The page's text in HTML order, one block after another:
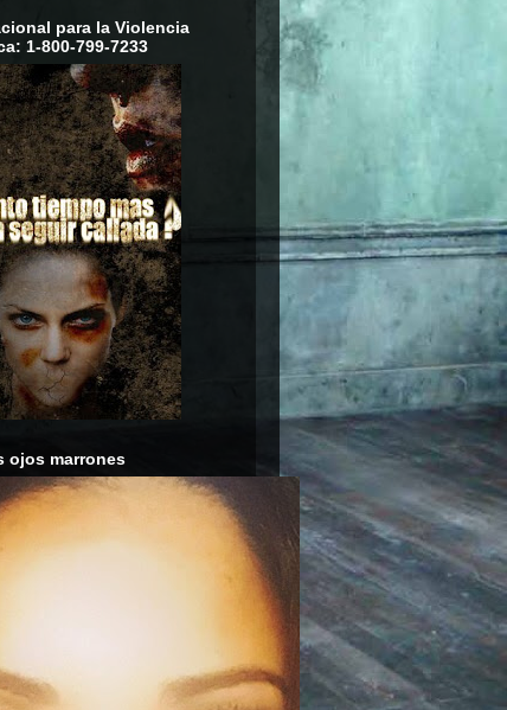
para la Violencia
1-800-799-7233
ojos marrones